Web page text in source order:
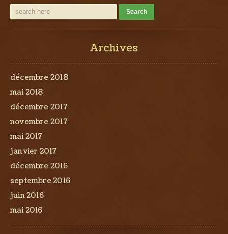
Archives
décembre 2018
mai 2018
décembre 2017
novembre 2017
mai 2017
janvier 2017
décembre 2016
septembre 2016
juin 2016
mai 2016